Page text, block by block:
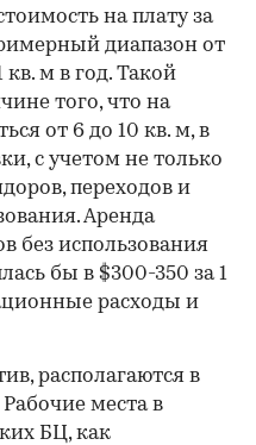
на плату за
диапазон от
м в год. Такой
того, что на
от 6 до 10 кв. м, в
с учетом не только
переходов и
Аренда
без использования
бы в $300-350 за 1
расходы и
располагаются в
места в
БЦ, как